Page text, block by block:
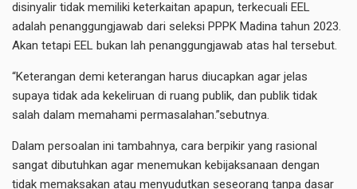
disinyalir tidak memiliki keterkaitan apapun, terkecuali EEL
adalah penanggungjawab dari seleksi PPPK Madina tahun 2023.
Akan tetapi EEL bukan lah penanggungjawab atas hal tersebut.
“Keterangan demi keterangan harus diucapkan agar jelas
supaya tidak ada kekeliruan di ruang publik, dan publik tidak
salah dalam memahami permasalahan.”sebutnya.
Dalam persoalan ini tambahnya, cara berpikir yang rasional
sangat dibutuhkan agar menemukan kebijaksanaan dengan
tidak memaksakan atau menyudutkan seseorang tanpa dasar